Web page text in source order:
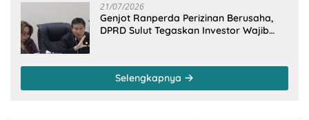
21/07/2026
Genjot Ranperda Perizinan Berusaha,
DPRD Sulut Tegaskan Investor Wajib
Selengkapnya